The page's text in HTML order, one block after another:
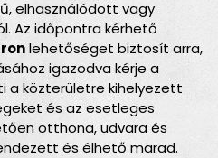
elhasználódott vagy
Az időpontra kérhető
lehetőséget biztosít arra,
igazodva kérje a
a közterületre kihelyezett
és az esetleges
otthona, udvara és
és élhető marad.